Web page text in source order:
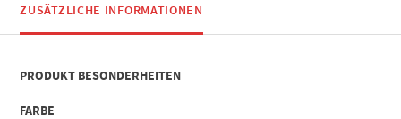
ZUSÄTZLICHE INFORMATIONEN
PRODUKT BESONDERHEITEN
FARBE